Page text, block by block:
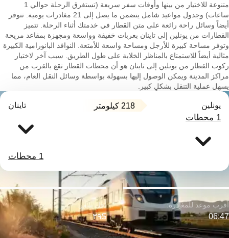
متنوعة للاختيار من بينها وأوقات سفر سريعة (تستغرق الرحلة حوالي 1
ساعات) وجدول مواعيد شامل يتضمن ما يصل إلى 21 مغادرات يومية. تتوفر
أيضاً وسائل راحة رائعة على متن القطار في خدمتك أثناء الرحلة. تتميز
القطارات من يونلين إلى تاينان بعربات خفيفة وواسعة ومجهزة بمقاعد مريحة
وتوفر مساحة كبيرة للأرجل ومساحة واسعة للأمتعة. النوافذ البانورامية الكبيرة
مثالية أيضاً للاستمتاع بالمناظر الخلابة على طول الطريق. سبب آخر لاختيار
ركوب القطار من يونلين إلى تاينان هو أن محطات القطار تقع بالقرب من
مراكز المدينة ويمكن الوصول إليها بسهولة بواسطة وسائل النقل العام، مما
يسهل عملية التنقل بشكلٍ كبير.
يونلين 218 كيلومتر تاينان
1 محطات
1 محطات
06:47 $٣٩